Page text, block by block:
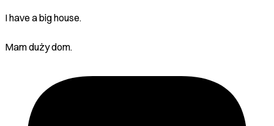
I have a big house.
Mam duży dom.